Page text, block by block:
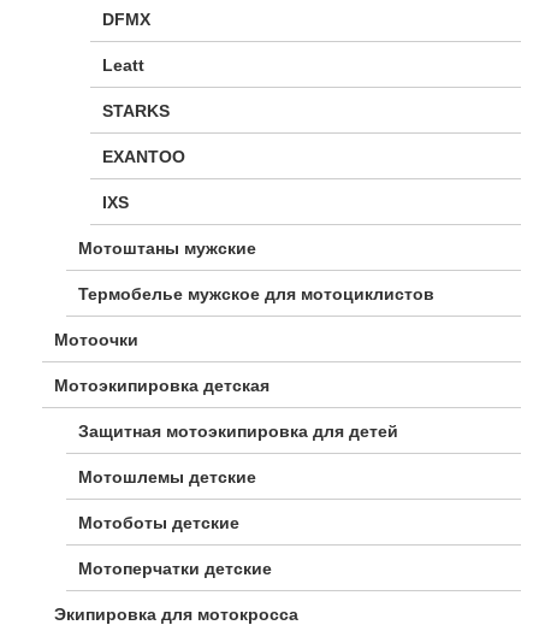
DFMX
Leatt
STARKS
EXANTOO
IXS
Мотоштаны мужские
Термобелье мужское для мотоциклистов
Мотоочки
Мотоэкипировка детская
Защитная мотоэкипировка для детей
Мотошлемы детские
Мотоботы детские
Мотоперчатки детские
Экипировка для мотокросса